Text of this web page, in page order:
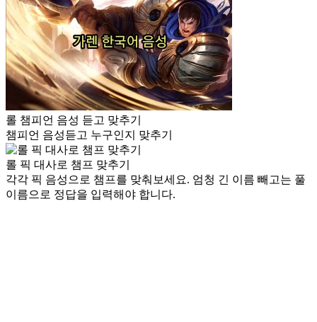
롤 챔피언 음성 듣고 맞추기
챔피언 음성듣고 누구인지 맞추기
롤 픽 대사로 챔프 맞추기
각각 픽 음성으로 챔프를 맞춰보세요. 엄청 긴 이름 빼고는 풀
이름으로 정답을 입력해야 합니다.